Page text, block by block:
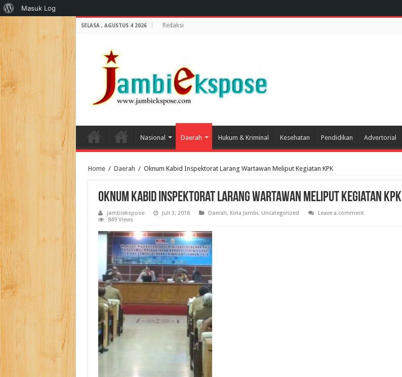
SELASA , AGUSTUS 4 2026 Redaksi
Nasional Daerah Hukum & Kriminal Kesehatan Pendidikan Advertorial
Home / Daerah / Oknum Kabid Inspektorat Larang Wartawan Meliput Kegiatan KPK
Oknum Kabid Inspektorat Larang Wartawan Meliput Kegiatan KPK
jambiekspose Juli 3, 2018 Daerah, Kota Jambi, Uncategorized
Leave a comment
849 Views
Tentang
WordPress
Masuk Log